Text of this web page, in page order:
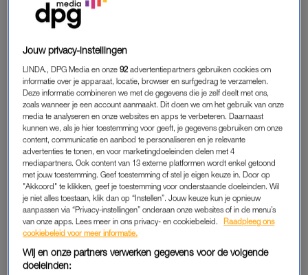
Oftewel, een eerlijk gesprek over de sleutel tot succes.
Deze aflevering? Schrijfster Lale Gül en theatermaker Nina de
la Parra.
Jouw privacy-instellingen
LINDA., DPG Media en onze92 advertentiepartners gebruiken cookies om
informatie over je apparaat, locatie, browser en surfgedrag te verzamelen.
Deze informatie combineren we met de gegevens die je zelf deelt met ons,
zoals wanneer je een account aanmaakt. Dit doen we om het gebruik van onze
media te analyseren en onze websites en apps te verbeteren. Daarnaast
kunnen we, als je hier toestemming voor geeft, je gegevens gebruiken om onze
content, communicatie en aanbod te personaliseren en je relevante
advertenties te tonen, en voor marketingdoeleinden delen met 4
mediapartners. Ook content van 13 externe platformen wordt enkel getoond
met jouw toestemming. Geef toestemming of stel je eigen keuze in. Door op
"Akkoord" te klikken, geef je toestemming voor onderstaande doeleinden. Wil
je niet alles toestaan, klik dan op “Instellen”. Jouw keuze kun je opnieuw
aanpassen via “Privacy-instellingen” onderaan onze websites of in de menu’s
van onze apps. Lees meer in ons privacy- en cookiebeleid.
Raadpleeg ons
cookiebeleid voor meer informatie.
Wij en onze partners verwerken gegevens voor de volgende
doeleinden: